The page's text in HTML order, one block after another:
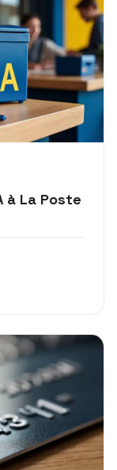
à La Poste